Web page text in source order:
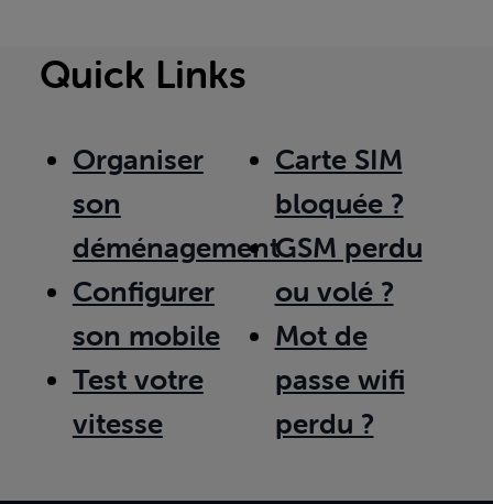
Quick Links
Organiser
son
déménagement
Configurer
son mobile
Test votre
vitesse
Carte SIM
bloquée ?
GSM perdu
ou volé ?
Mot de
passe wifi
perdu ?